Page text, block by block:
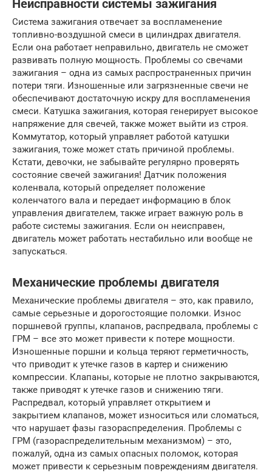
Неисправности системы зажигания
Система зажигания отвечает за воспламенение
топливно-воздушной смеси в цилиндрах двигателя.
Если она работает неправильно, двигатель не сможет
развивать полную мощность. Проблемы со свечами
зажигания – одна из самых распространенных причин
потери тяги. Изношенные или загрязненные свечи не
обеспечивают достаточную искру для воспламенения
смеси. Катушка зажигания, которая генерирует высокое
напряжение для свечей, также может выйти из строя.
Коммутатор, который управляет работой катушки
зажигания, тоже может стать причиной проблемы.
Кстати, девочки, не забывайте регулярно проверять
состояние свечей зажигания! Датчик положения
коленвала, который определяет положение
коленчатого вала и передает информацию в блок
управления двигателем, также играет важную роль в
работе системы зажигания. Если он неисправен,
двигатель может работать нестабильно или вообще не
запускаться.
Механические проблемы двигателя
Механические проблемы двигателя – это, как правило,
самые серьезные и дорогостоящие поломки. Износ
поршневой группы, клапанов, распредвала, проблемы с
ГРМ – все это может привести к потере мощности.
Изношенные поршни и кольца теряют герметичность,
что приводит к утечке газов в картер и снижению
компрессии. Клапаны, которые не плотно закрываются,
также приводят к утечке газов и снижению тяги.
Распредвал, который управляет открытием и
закрытием клапанов, может износиться или сломаться,
что нарушает фазы газораспределения. Проблемы с
ГРМ (газораспределительным механизмом) – это,
пожалуй, одна из самых опасных поломок, которая
может привести к серьезным повреждениям двигателя.